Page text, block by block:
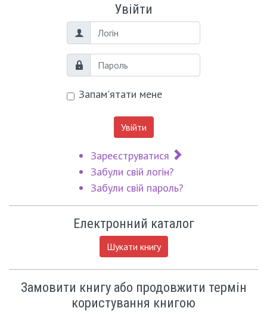
Увійти
Логін
Пароль
Запам'ятати мене
Увійти
Зареєструватися
Забули свій логін?
Забули свій пароль?
Електронний каталог
Шукати книгу
Замовити книгу або продовжити термін
користування книгою